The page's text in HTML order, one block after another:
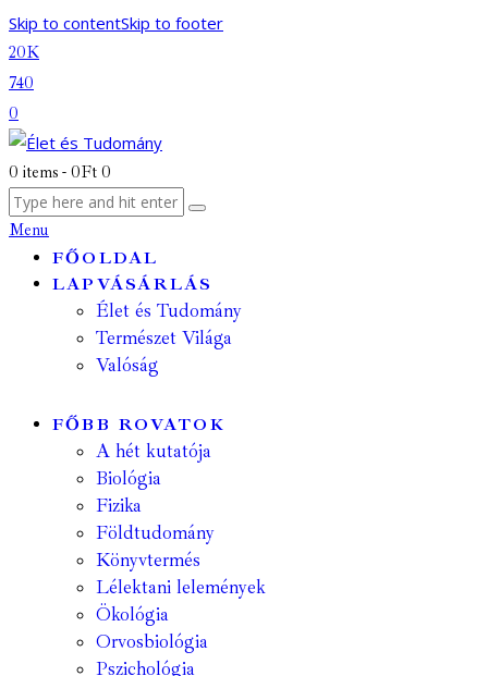
Skip to contentSkip to footer
20K
740
0
0 items - 0Ft 0
Menu
FŐOLDAL
LAPVÁSÁRLÁS
Élet és Tudomány
Természet Világa
Valóság
FŐBB ROVATOK
A hét kutatója
Biológia
Fizika
Földtudomány
Könyvtermés
Lélektani lelemények
Ökológia
Orvosbiológia
Pszichológia